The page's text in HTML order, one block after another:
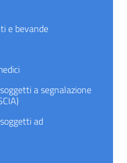
e bevande
a segnalazione
ad